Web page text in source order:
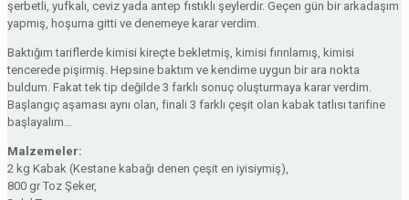
şerbetli, yufkalı, ceviz yada antep fıstıklı şeylerdir. Geçen gün bir arkadaşım
yapmış, hoşuma gitti ve denemeye karar verdim.
Baktığım tariflerde kimisi kireçte bekletmiş, kimisi fırınlamış, kimisi
tencerede pişirmiş. Hepsine baktım ve kendime uygun bir ara nokta
buldum. Fakat tek tip değilde 3 farklı sonuç oluşturmaya karar verdim.
Başlangıç aşaması aynı olan, finali 3 farklı çeşit olan kabak tatlısı tarifine
başlayalım…
Malzemeler:
2 kg Kabak (Kestane kabağı denen çeşit en iyisiymiş),
800 gr Toz Şeker,